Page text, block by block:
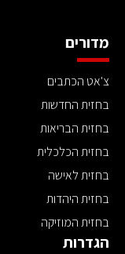
מדורים
צ'אט הכתבים
בחזית החדשות
בחזית הבריאות
בחזית הכלכלית
בחזית לאישה
בחזית היהדות
בחזית המוזיקה
הגדרות